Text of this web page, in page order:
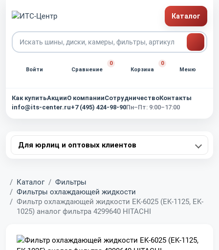
Каталог
Войти Сравнение
0
Корзина
0
Меню
Как купитьАкцииО компанииСотрудничествоКонтакты
info@its-center.ru+7 (495) 424-98-90Пн–Пт: 9:00–17:00
Для юрлиц и оптовых клиентов
Главная
Каталог
Фильтры
Фильтры охлаждающей жидкости
Фильтр охлаждающей жидкости EK-6025 (EK-1125, EK-
1025) аналог фильтра 4299640 HITACHI